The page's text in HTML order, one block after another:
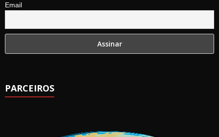
Email
PARCEIROS